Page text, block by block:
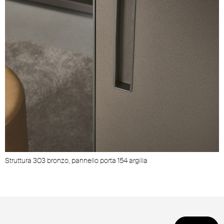
Struttura 303 bronzo, pannello porta 154 argilla